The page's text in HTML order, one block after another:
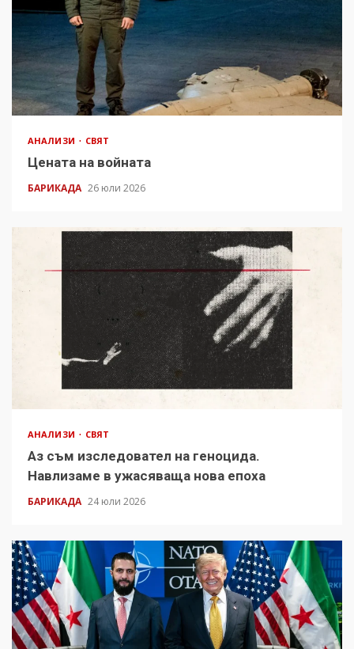
АНАЛИЗИ СВЯТ
Цената на войната
БАРИКАДА 26 юли 2026
АНАЛИЗИ СВЯТ
Аз съм изследовател на геноцида.
Навлизаме в ужасяваща нова епоха
БАРИКАДА 24 юли 2026